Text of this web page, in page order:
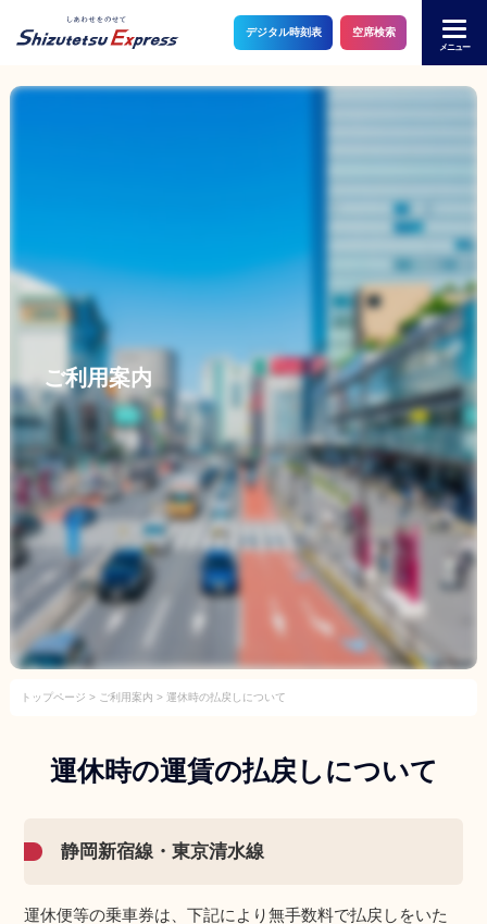
デジタル時刻表 空席検索
メニュー
トップ
東京清水線【昼行便】
藤枝～渋谷・新宿線【昼行便】
静岡羽田空港線【昼行便】
「東京ディズニーリゾート®」線【夜行便】
静岡大阪線【夜行便】
静岡甲府線【昼行便】
静岡成田空港線（運休中）
バスのりば
ご利用案内
ご利用案内
初めてご利用される方へ
ご予約方法
手荷物について
ご利用案内
トップページ > ご利用案内 > 運休時の払戻しについて
運休時の運賃の払戻しについて
静岡新宿線・東京清水線
運休便等の乗車券は、下記により無手数料で払戻しをいた